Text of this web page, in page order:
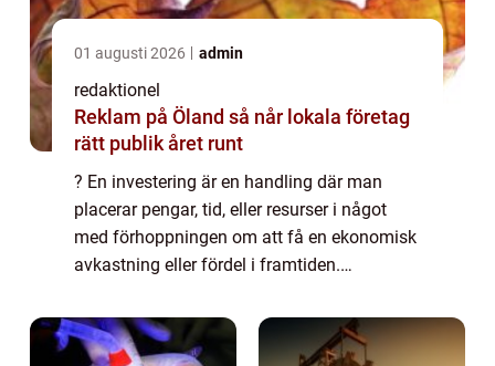
01 augusti 2026 admin
redaktionel
Reklam på Öland så når lokala företag
rätt publik året runt
? En investering är en handling där man
placerar pengar, tid, eller resurser i något
med förhoppningen om att få en ekonomisk
avkastning eller fördel i framtiden.
bygga upp och skydda ens ekonomiska
tillgån...